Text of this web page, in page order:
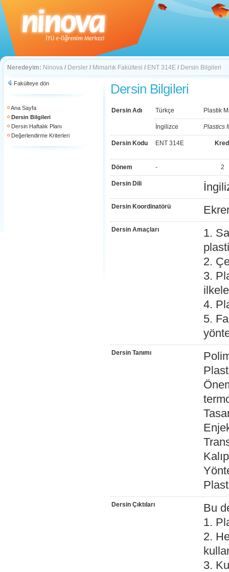
Neredeyim: Ninova / Dersler / Mimarlık Fakültesi / ENT 314E / Dersin Bilgileri
Fakülteye dön
Ana Sayfa
Dersin Bilgileri
Dersin Haftalık Planı
Değerlendirme Kriterleri
Dersin Bilgileri
Dersin Adı Türkçe Plastik
İngilizce Plastics
Dersin Kodu ENT 314E
Dönem - 2
Dersin Dili
Dersin Koordinatörü
Dersin Amaçları
1.
2.
3.
4.
5.
Dersin Tanımı
Dersin Çıktıları
Bu
1.
2.
3.